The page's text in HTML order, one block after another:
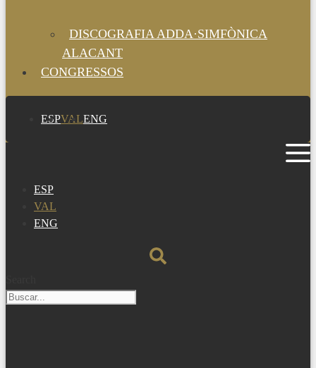
DISCOGRAFIA ADDA·SIMFÒNICA
ALACANT
CONGRESSOS
ESPVALENG
ESP
VAL
ENG